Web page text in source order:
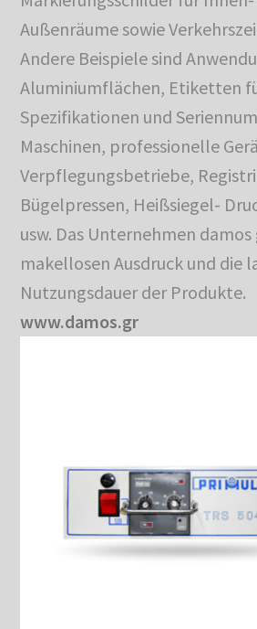
Außenräume sowie
Andere Beispiele sind
Aluminiumflächen, Etiketten
Spezifikationen und
Maschinen, professionelle
Verpflegungsbetriebe,
Bügelpressen, Heißsiegel-
usw. Das Unternehmen
makellosen Ausdruck und die
Nutzungsdauer der Produkte.
www.damos.gr